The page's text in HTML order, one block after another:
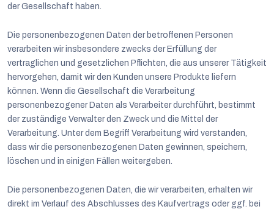
Deutsch
der Gesellschaft haben.
Die personenbezogenen Daten der betroffenen Personen
verarbeiten wir insbesondere zwecks der Erfüllung der
vertraglichen und gesetzlichen Pflichten, die aus unserer Tätigkeit
hervorgehen, damit wir den Kunden unsere Produkte liefern
können. Wenn die Gesellschaft die Verarbeitung
personenbezogener Daten als Verarbeiter durchführt, bestimmt
der zuständige Verwalter den Zweck und die Mittel der
Verarbeitung. Unter dem Begriff Verarbeitung wird verstanden,
dass wir die personenbezogenen Daten gewinnen, speichern,
löschen und in einigen Fällen weitergeben.
Die personenbezogenen Daten, die wir verarbeiten, erhalten wir
direkt im Verlauf des Abschlusses des Kaufvertrags oder ggf. bei